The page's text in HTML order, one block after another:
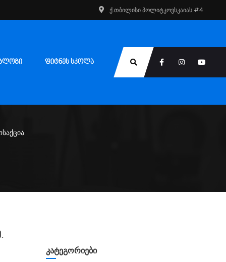
ქ.თბილისი პოლიტკოვსკაიას #4
ᲤᲘᲢᲜᲔᲡ ᲡᲙᲝᲚᲐ
ᲙᲐᲢᲔᲒᲝᲠᲘᲔᲑᲘ